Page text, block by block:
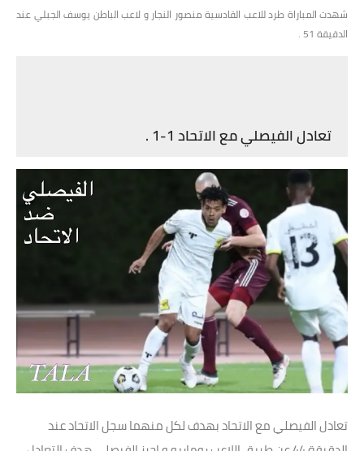
شهدت المباراة طرد للاعب القادسية منصور النجار و لاعب الباطن يوسف الجبلي عند
الدقيقة 51 .
تعادل الفيصلي مع الاتحاد 1-1 .
تعادل الفيصلي مع الاتحاد بهدف لكل منهما سجل الاتحاد عند